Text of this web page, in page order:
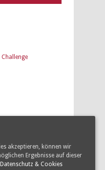
akzeptieren, können wir
Ergebnisse auf dieser
Datenschutz & Cookies